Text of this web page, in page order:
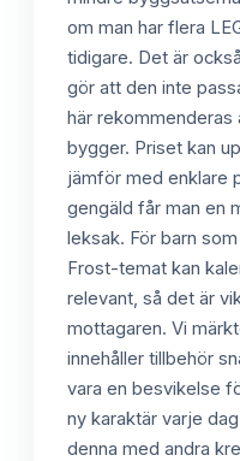
om man har flera
tidigare. Det är
gör att den inte
här rekommenderas
bygger. Priset kan
jämför med enklare
gengäld får man en
leksak. För barn
Frost-temat kan
relevant, så det är
mottagaren. Vi
innehåller tillbehör
vara en besvikelse
ny karaktär varje
denna med andra